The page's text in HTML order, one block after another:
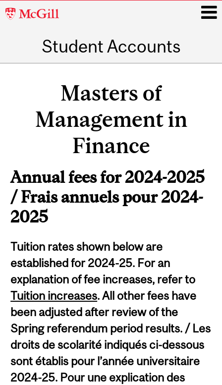
McGill
Student Accounts
Masters of
Management in
Finance
Annual fees for 2024-2025
/ Frais annuels pour 2024-
2025
Tuition rates shown below are
established for 2024-25. For an
explanation of fee increases, refer to
Tuition increases. All other fees have
been adjusted after review of the
Spring referendum period results. / Les
droits de scolarité indiqués ci-dessous
sont établis pour l’année universitaire
2024-25. Pour une explication des